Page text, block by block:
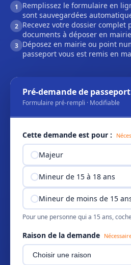
1
Remplissez le formulaire en
sont sauvegardées
2 Recevez votre dossier complet
documents à déposer en mairie
3 Déposez en mairie ou point
passeport vous est remis en
Pré-demande de passeport
Formulaire pré-rempli · Modifiable
Cette demande est pour :
Majeur
Mineur de 15 à 18 ans
Mineur de moins de 15
Pour une personne qui a 15 ans,
Raison de la demande